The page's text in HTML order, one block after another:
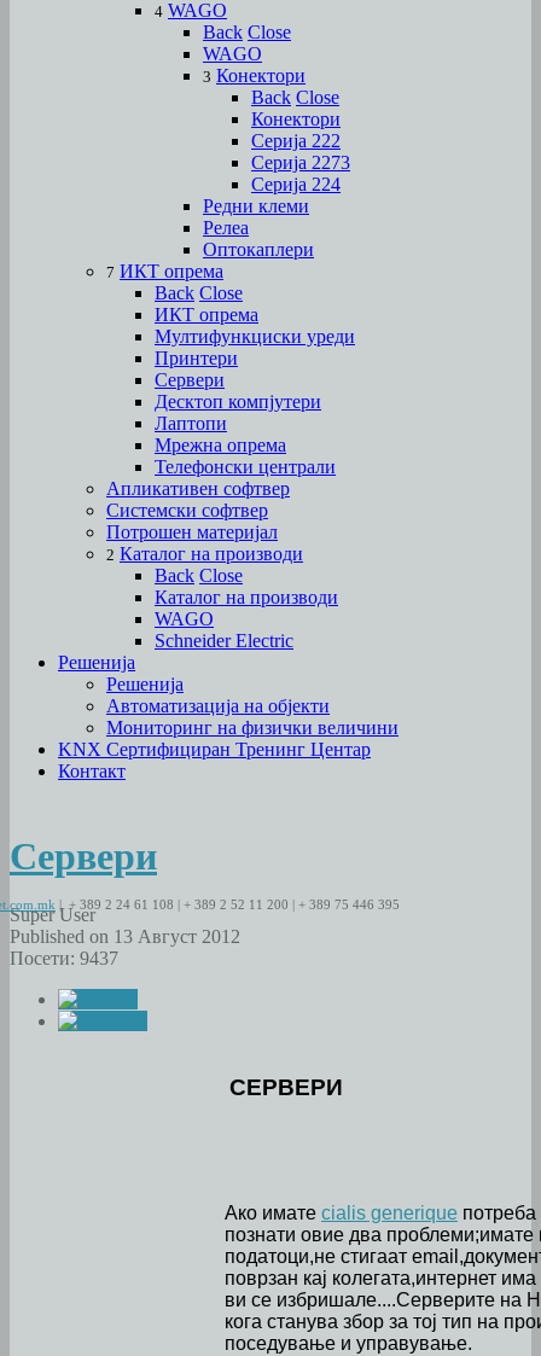
4 WAGO
Back Close
WAGO
3 Конектори
Back Close
Конектори
Серија 222
Серија 2273
Серија 224
Редни клеми
Релеа
Оптокаплери
7 ИКТ опрема
Back Close
ИКТ опрема
Мултифункциски уреди
Принтери
Сервери
Десктоп компјутери
Лаптопи
Мрежна опрема
Телефонски централи
Апликативен софтвер
Системски софтвер
Потрошен материјал
2 Каталог на производи
Back Close
Каталог на производи
WAGO
Schneider Electric
Решенија
Решенија
Автоматизација на објекти
Мониторинг на физички величини
KNX Сертифициран Тренинг Центар
Контакт
| + 389 2 24 61 108 | + 389 2 52 11 200 | + 389 75 446 395
Сервери
Super User
Published on 13 Август 2012
Посети: 9437
СЕРВЕРИ
Ако имате cialis generique потреба
познати овие два
податоци,не стигаат
поврзан кај колегата,интернет
ви се избришале....Серверите на
кога станува збор за тој тип на
поседување и управување.